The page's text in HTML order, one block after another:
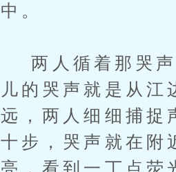
中。
两人循着那哭声
儿的哭声就是从江
远，两人细细捕捉
十步，哭声就在附
亮，看到一丁点荧